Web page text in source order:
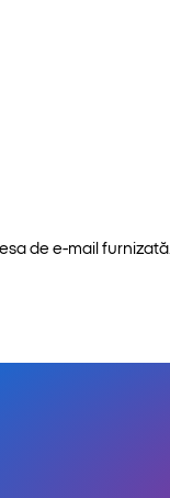
de e-mail furnizată.